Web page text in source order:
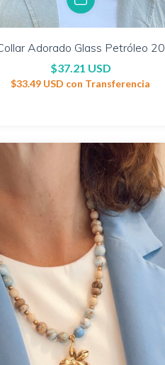
Adorado Glass Petróleo 20
$37.21 USD
$33.49 USD con Transferencia